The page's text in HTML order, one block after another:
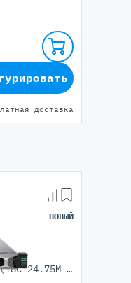
доставка
НОВЫЙ
1x Intel Xeon Gold 5220 (18C 24.75M Cache 2.20 GHz)